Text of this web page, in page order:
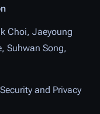
Choi, Jaeyoung
Suhwan Song,
and Privacy